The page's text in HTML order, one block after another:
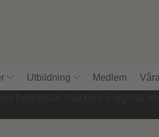
Utbildning Medlem